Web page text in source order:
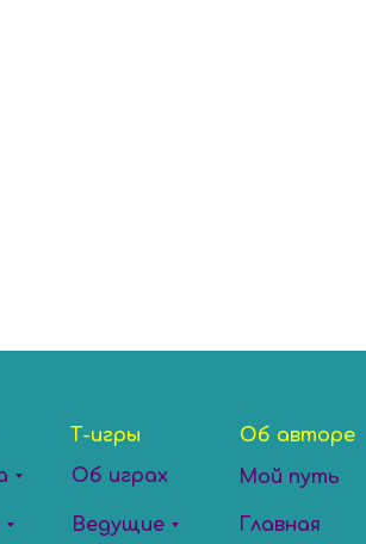
Об играх
Мой путь
Главная
Т-игры Об авторе
Ведущие